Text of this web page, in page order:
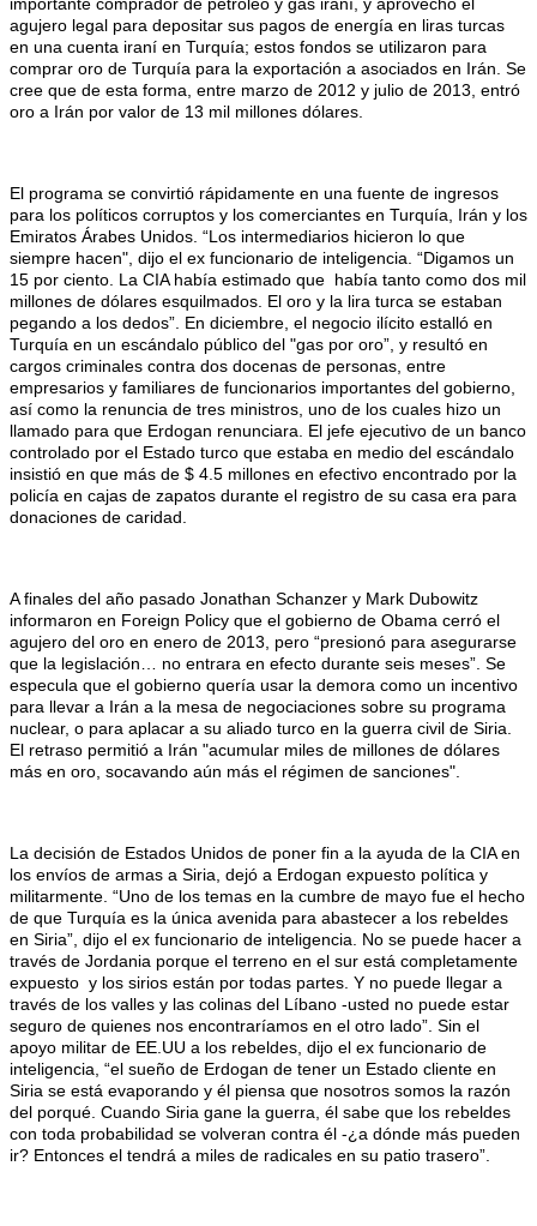
agujero legal para depositar sus pagos de energía en liras turcas
en una cuenta iraní en Turquía; estos fondos se utilizaron para
comprar oro de Turquía para la exportación a asociados en Irán. Se
cree que de esta forma, entre marzo de 2012 y julio de 2013, entró
oro a Irán por valor de 13 mil millones dólares.
El programa se convirtió rápidamente en una fuente de ingresos
para los políticos corruptos y los comerciantes en Turquía, Irán y los
Emiratos Árabes Unidos. “Los intermediarios hicieron lo que
siempre hacen", dijo el ex funcionario de inteligencia. “Digamos un
15 por ciento. La CIA había estimado que había tanto como dos mil
millones de dólares esquilmados. El oro y la lira turca se estaban
pegando a los dedos”. En diciembre, el negocio ilícito estalló en
Turquía en un escándalo público del "gas por oro”, y resultó en
cargos criminales contra dos docenas de personas, entre
empresarios y familiares de funcionarios importantes del gobierno,
así como la renuncia de tres ministros, uno de los cuales hizo un
llamado para que Erdogan renunciara. El jefe ejecutivo de un banco
controlado por el Estado turco que estaba en medio del escándalo
insistió en que más de $ 4.5 millones en efectivo encontrado por la
policía en cajas de zapatos durante el registro de su casa era para
donaciones de caridad.
A finales del año pasado Jonathan Schanzer y Mark Dubowitz
informaron en Foreign Policy que el gobierno de Obama cerró el
agujero del oro en enero de 2013, pero “presionó para asegurarse
que la legislación… no entrara en efecto durante seis meses”. Se
especula que el gobierno quería usar la demora como un incentivo
para llevar a Irán a la mesa de negociaciones sobre su programa
nuclear, o para aplacar a su aliado turco en la guerra civil de Siria.
El retraso permitió a Irán "acumular miles de millones de dólares
más en oro, socavando aún más el régimen de sanciones".
La decisión de Estados Unidos de poner fin a la ayuda de la CIA en
los envíos de armas a Siria, dejó a Erdogan expuesto política y
militarmente. “Uno de los temas en la cumbre de mayo fue el hecho
de que Turquía es la única avenida para abastecer a los rebeldes
en Siria”, dijo el ex funcionario de inteligencia. No se puede hacer a
través de Jordania porque el terreno en el sur está completamente
expuesto y los sirios están por todas partes. Y no puede llegar a
través de los valles y las colinas del Líbano -usted no puede estar
seguro de quienes nos encontraríamos en el otro lado”. Sin el
apoyo militar de EE.UU a los rebeldes, dijo el ex funcionario de
inteligencia, “el sueño de Erdogan de tener un Estado cliente en
Siria se está evaporando y él piensa que nosotros somos la razón
del porqué. Cuando Siria gane la guerra, él sabe que los rebeldes
con toda probabilidad se volveran contra él -¿a dónde más pueden
ir? Entonces el tendrá a miles de radicales en su patio trasero”.